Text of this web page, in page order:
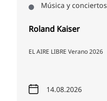
Música y conciertos
Roland Kaiser
EL AIRE LIBRE Verano 2026
14.08.2026